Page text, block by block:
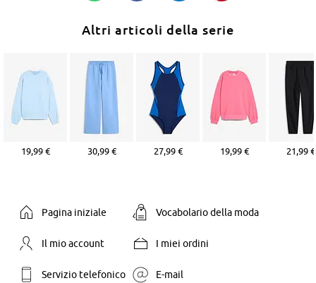
Altri articoli della serie
19,99 € 30,99 € 27,99 € 19,99 € 21,99 €
Pagina iniziale Vocabolario della moda
Il mio account I miei ordini
Servizio telefonico E-mail